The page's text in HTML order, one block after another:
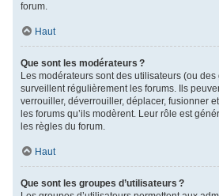
forum.
Haut
Que sont les modérateurs ?
Les modérateurs sont des utilisateurs (ou des
surveillent régulièrement les forums. Ils
verrouiller, déverrouiller, déplacer, fusionner
les forums qu’ils modèrent. Leur rôle est
les règles du forum.
Haut
Que sont les groupes d’utilisateurs ?